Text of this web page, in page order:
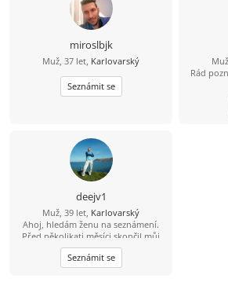
miroslbjk
Muž, 37 let, Karlovarský
Seznámit se
Rád
deejv1
Muž, 39 let, Karlovarský
Ahoj, hledám ženu na seznámení.
Před několikati měsíci skončil můj
bývalí vztah. Teď chci potkat
kamarádku , milenku, ženu na vážný
vztah. Bydlím sám, a bydlím na
Seznámit se